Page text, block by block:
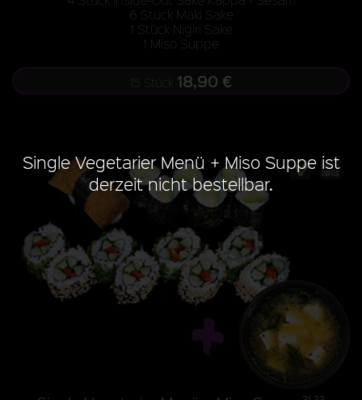
6 Stück Maki Sake
1 Stück Nigiri Sake
1 Miso Suppe
15 Stück 18,90 €
Single Vegetarier Menü + Miso Suppe ist
derzeit nicht bestellbar.